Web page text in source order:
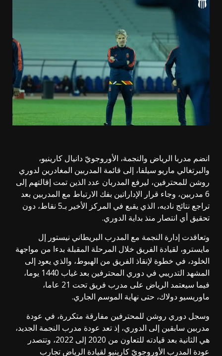
انضم مدربا الرياض والنجمة، الأوروجويّ دانيال كارينيو،
والبرتغالي ماريو سيلفا، إلى قائمة المدربين المغادرين لدوري
روشن للمحترفين، ليرفع المدربان عدد الذين تمت إقالتهم إلى
6 مدربين، وجاء قرار الإداراتين بفك الارتباط مع المدربين بعد
تراجع نتائج ناديه، الذي يقبع في المركز الأخير بـ5 نقاط، دون
تحقيق أي انتصار منذ بداية الدوري.
وتعاقدت إدارة النجمة مع المدرب البريطاني نيستور إل
مايسترو، لقيادة الفريق خلال المرحلة المقبلة بدءا من مواجهة
الخلود، في خطوة لإنقاذ الفريق من الهبوط، والذي يعود إلى
المشهد التدريبي في دوري المحترفين بعد غياب 1440 يوما،
فيما سيعتمد الرياض على مدرب فريق تحت 21 عاما،
ماوريسيو دولاك، حتى نهاية الموسم الجاري.
وسجل دوري روشن للمحترفين مفارقة متكررة، في عودة
مدربين سابقين إلى الدوري، إذ تعد عودة مدرب النجمة الجديد،
هي الثانية بعد قيادته للتعاون من 2020 إلى 2022، وتتصدر
عودة المدرب الأوروجويّ كارينيو لقيادة الرياض تجارب